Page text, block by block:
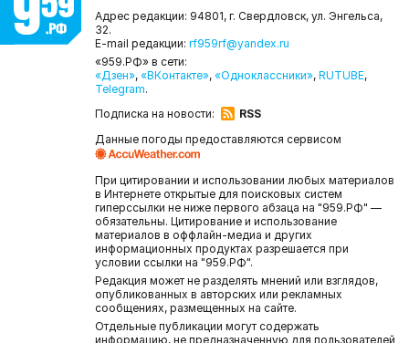
Адрес редакции: 94801, г. Свердловск, ул. Энгельса,
32.
E-mail редакции: rf959rf@yandex.ru
«959.РФ» в сети:
«Дзен», «ВКонтакте», «Одноклассники», RUTUBE,
Telegram.
Подписка на новости:
RSS
Данные погоды предоставляются сервисом
При цитировании и использовании любых материалов
в Интернете открытые для поисковых систем
гиперссылки не ниже первого абзаца на "959.РФ" —
обязательны. Цитирование и использование
материалов в оффлайн-медиа и других
информационных продуктах разрешается при
условии ссылки на "959.РФ".
Редакция может не разделять мнений или взглядов,
опубликованных в авторских или рекламных
сообщениях, размещенных на сайте.
Отдельные публикации могут содержать
информацию, не предназначенную для пользователей